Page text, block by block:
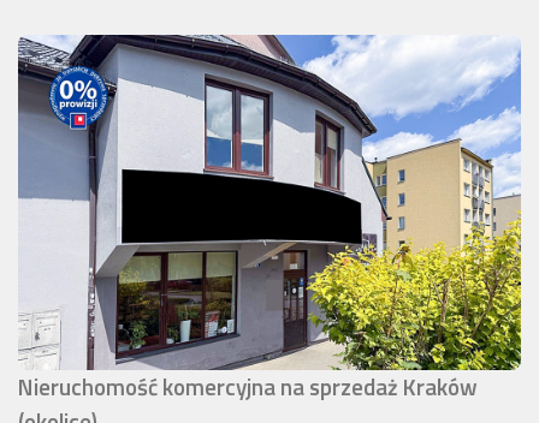
Nieruchomość komercyjna na sprzedaż Kraków